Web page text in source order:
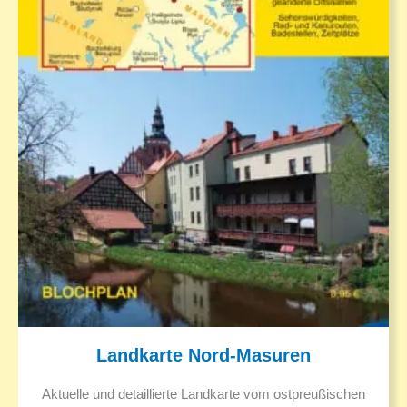
Landkarte Nord-Masuren
Aktuelle und detaillierte Landkarte vom ostpreußischen